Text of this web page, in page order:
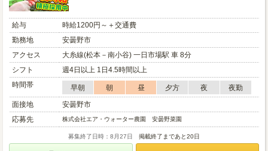
給与
時給1200円～＋交通費
勤務地
安曇野市
アクセス
大糸線(松本－南小谷) 一日市場駅 車 8分
シフト
週4日以上 1日4.5時間以上
時間帯
早朝 朝 昼 夕方 夜
夜勤
面接地
安曇野市
応募先
株式会社エア・ウォーター農園 安曇野菜園
募集終了日時：8月27日 掲載終了まであと20日